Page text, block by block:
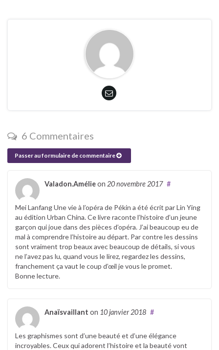
6 Commentaires
Passer au formulaire de commentaire
Valadon.Amélieon 20 novembre 2017 #
Mei Lanfang Une vie à l’opéra de Pékin a été écrit par Lin Ying
au édition Urban China. Ce livre raconte l’histoire d’un jeune
garçon qui joue dans des pièces d’opéra. J’ai beaucoup eu de
mal à comprendre l’histoire au départ. Par contre les dessins
sont vraiment trop beaux avec beaucoup de détails, si vous
ne l’avez pas lu, quand vous le lirez, regardez les dessins,
franchement ça vaut le coup d’œil je vous le promet.
Bonne lecture.
Anaïsvaillant on 10 janvier 2018 #
Les graphismes sont d’une beauté et d’une élégance
incroyables. Ceux qui adorent l’histoire et la beauté vont